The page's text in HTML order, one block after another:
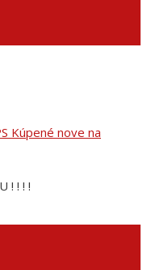
Kúpené nove na
! ! ! !